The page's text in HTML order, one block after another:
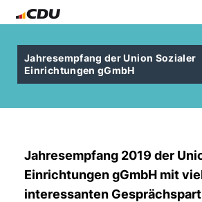
Jahresempfang der Union Sozialer
Einrichtungen gGmbH
Jahresempfang 2019 der
Einrichtungen gGmbH mit
interessanten